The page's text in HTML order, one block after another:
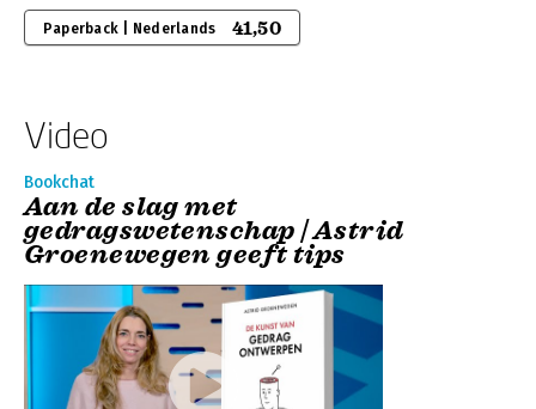
Paperback | Nederlands 41,50
Video
Bookchat
Aan de slag met
gedragswetenschap | Astrid
Groenewegen geeft tips